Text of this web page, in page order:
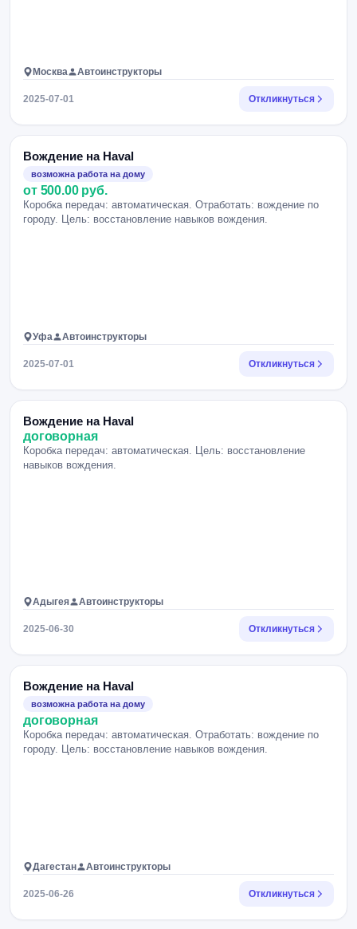
Москва Автоинструкторы
2025-07-01 Откликнуться
Вождение на Haval
возможна работа на дому
от 500.00 руб.
Коробка передач: автоматическая. Отработать: вождение по
городу. Цель: восстановление навыков вождения.
Уфа Автоинструкторы
2025-07-01 Откликнуться
Вождение на Haval
договорная
Коробка передач: автоматическая. Цель: восстановление
навыков вождения.
Адыгея Автоинструкторы
2025-06-30 Откликнуться
Вождение на Haval
возможна работа на дому
договорная
Коробка передач: автоматическая. Отработать: вождение по
городу. Цель: восстановление навыков вождения.
Дагестан Автоинструкторы
2025-06-26 Откликнуться